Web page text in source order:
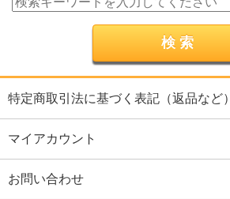
特定商取引法に基づく表記（返品など）
マイアカウント
お問い合わせ